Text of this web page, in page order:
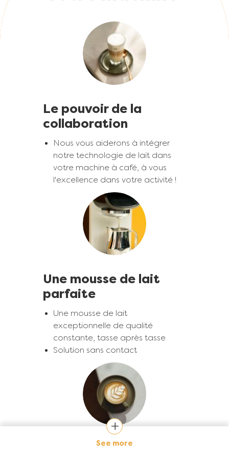
Image
Le pouvoir de la
collaboration
Nous vous aiderons à intégrer
notre technologie de lait dans
votre machine à café, à vous
l'excellence dans votre activité !
Image
Une mousse de lait
parfaite
Une mousse de lait
exceptionnelle de qualité
constante, tasse après tasse
Solution sans contact
Image
Qualité & efficacité
See more